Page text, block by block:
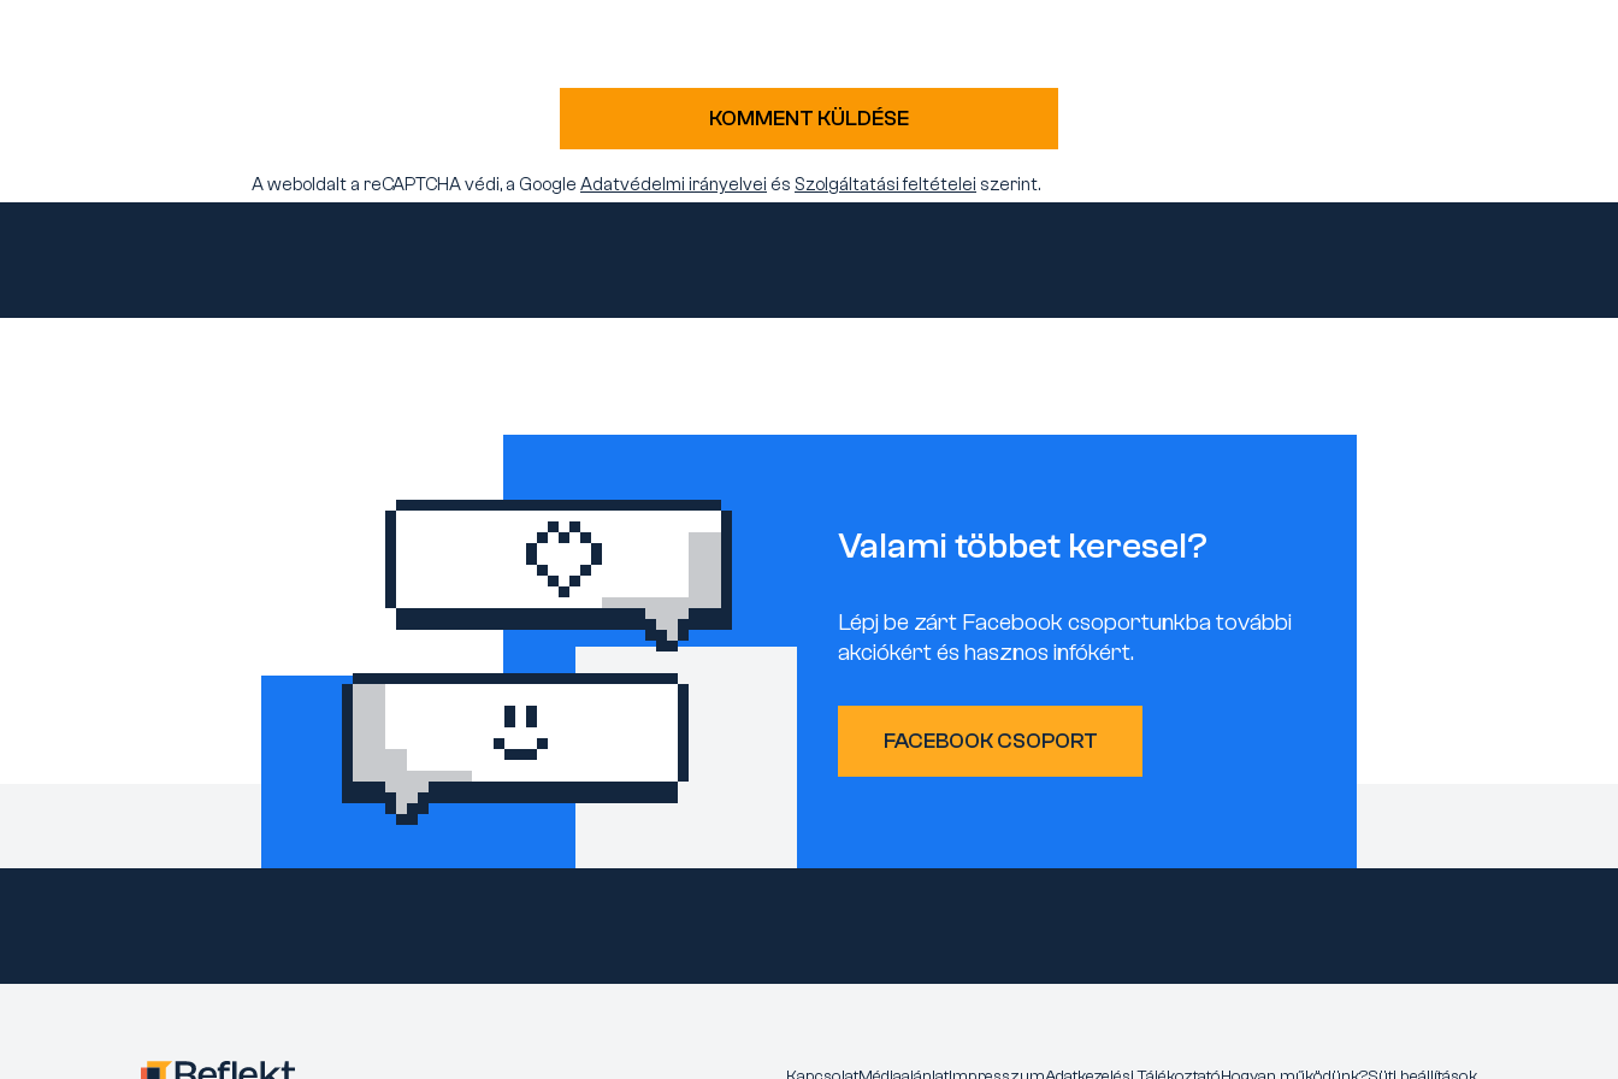
KOMMENT KÜLDÉSE
A weboldalt a reCAPTCHA védi, a Google Adatvédelmi irányelvei és Szolgáltatási feltételei szerint.
Valami többet keresel?
Lépj be zárt Facebook csoportunkba további
akciókért és hasznos infókért.
FACEBOOK CSOPORT